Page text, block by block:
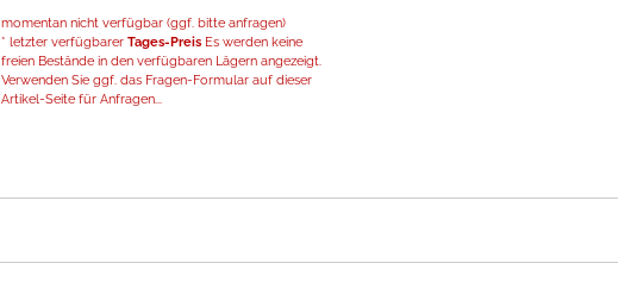
momentan nicht verfügbar (ggf. bitte anfragen)
* letzter verfügbarer Tages-PreisEs werden keine
freien Bestände in den verfügbaren Lägern angezeigt.
Verwenden Sie ggf. das Fragen-Formular auf dieser
Artikel-Seite für Anfragen...